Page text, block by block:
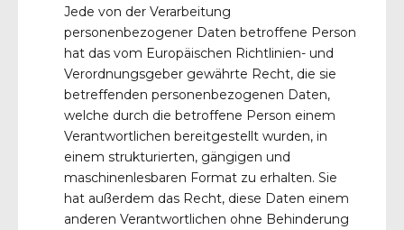
Jede von der Verarbeitung
personenbezogener Daten betroffene Person
hat das vom Europäischen Richtlinien- und
Verordnungsgeber gewährte Recht, die sie
betreffenden personenbezogenen Daten,
welche durch die betroffene Person einem
Verantwortlichen bereitgestellt wurden, in
einem strukturierten, gängigen und
maschinenlesbaren Format zu erhalten. Sie
hat außerdem das Recht, diese Daten einem
anderen Verantwortlichen ohne Behinderung